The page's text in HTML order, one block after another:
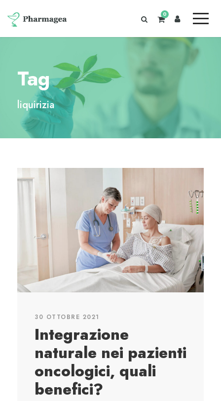
0
Tag
liquirizia
30 OTTOBRE 2021
Integrazione
naturale nei pazienti
oncologici, quali
benefici?